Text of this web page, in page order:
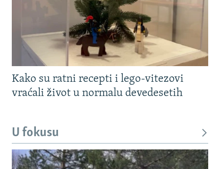
Kako su ratni recepti i lego-vitezovi
vraćali život u normalu devedesetih
U fokusu